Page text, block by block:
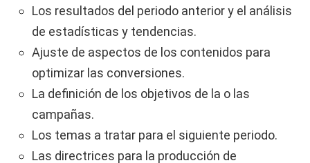
Los resultados del periodo anterior y el análisis
de estadísticas y tendencias.
Ajuste de aspectos de los contenidos para
optimizar las conversiones.
La definición de los objetivos de la o las
campañas.
Los temas a tratar para el siguiente periodo.
Las directrices para la producción de